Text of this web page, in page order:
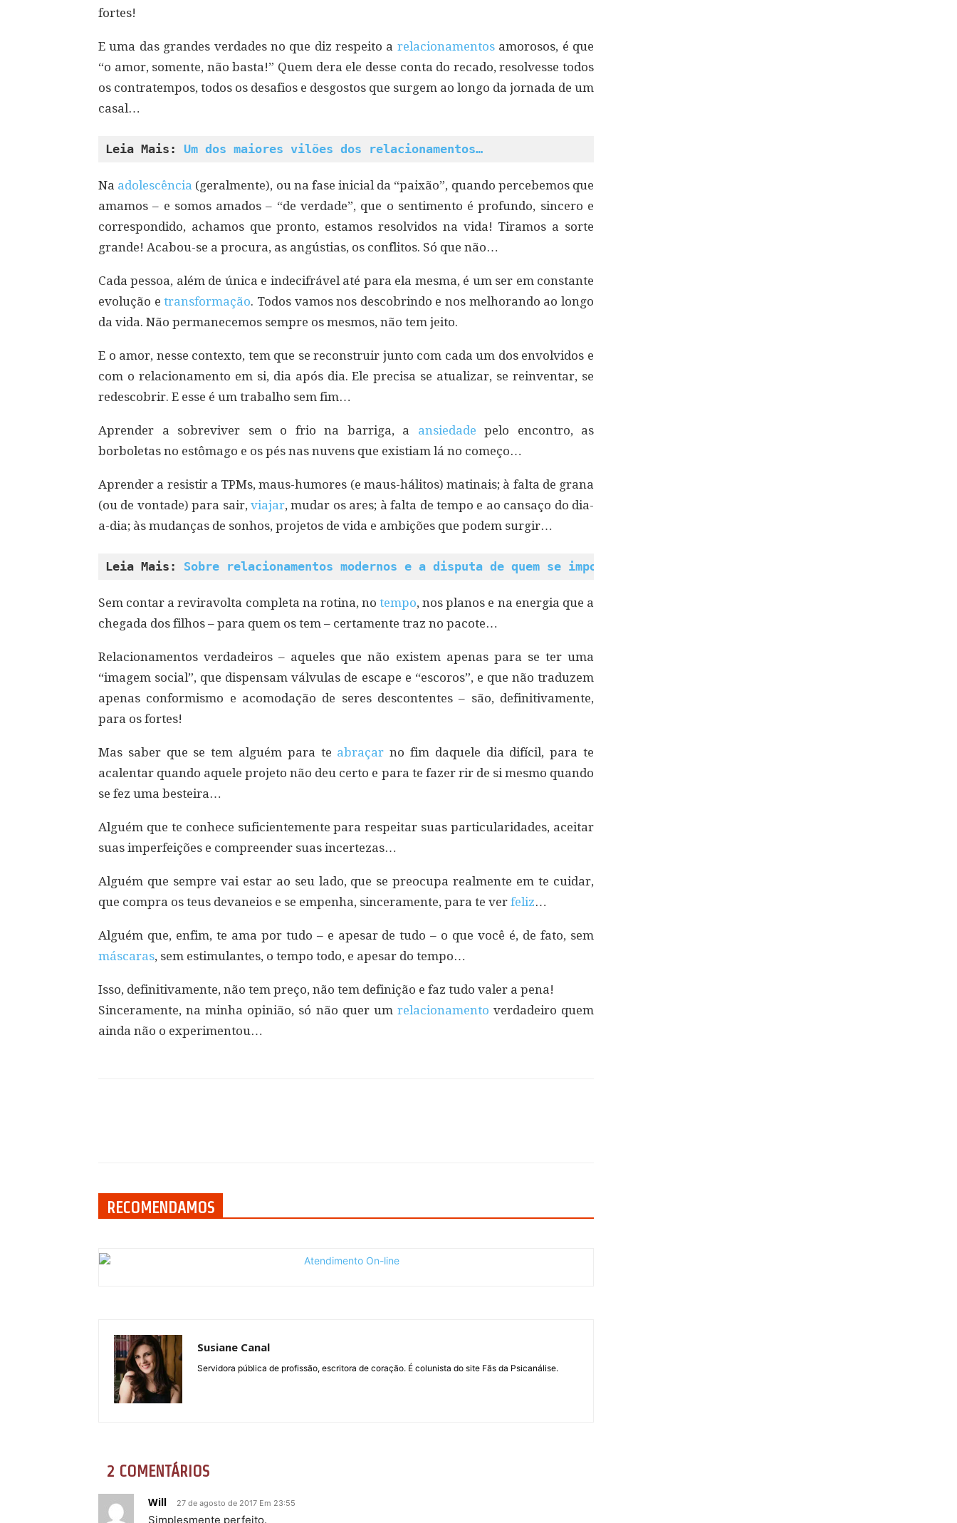
fortes!
E uma das grandes verdades no que diz respeito a relacionamentos amorosos, é que
“o amor, somente, não basta!” Quem dera ele desse conta do recado, resolvesse todos
os contratempos, todos os desafios e desgostos que surgem ao longo da jornada de um
casal…
Leia Mais: Um dos maiores vilões dos relacionamentos…
Na adolescência (geralmente), ou na fase inicial da “paixão”, quando percebemos que
amamos – e somos amados – “de verdade”, que o sentimento é profundo, sincero e
correspondido, achamos que pronto, estamos resolvidos na vida! Tiramos a sorte
grande! Acabou-se a procura, as angústias, os conflitos. Só que não…
Cada pessoa, além de única e indecifrável até para ela mesma, é um ser em constante
evolução etransformação. Todos vamos nos descobrindo e nos melhorando ao longo
da vida. Não permanecemos sempre os mesmos, não tem jeito.
E o amor, nesse contexto, tem que se reconstruir junto com cada um dos envolvidos e
com o relacionamento em si, dia após dia. Ele precisa se atualizar, se reinventar, se
redescobrir. E esse é um trabalho sem fim…
Aprender a sobreviver sem o frio na barriga, a ansiedade pelo encontro, as
borboletas no estômago e os pés nas nuvens que existiam lá no começo…
Aprender a resistir a TPMs, maus-humores (e maus-hálitos) matinais; à falta de grana
(ou de vontade) para sair,viajar, mudar os ares; à falta de tempo e ao cansaço do dia-
a-dia; às mudanças de sonhos, projetos de vida e ambições que podem surgir…
Leia Mais: Sobre relacionamentos modernos e a disputa de quem se importa menos
Sem contar a reviravolta completa na rotina, notempo, nos planos e na energia que a
chegada dos filhos – para quem os tem – certamente traz no pacote…
Relacionamentos verdadeiros – aqueles que não existem apenas para se ter uma
“imagem social”, que dispensam válvulas de escape e “escoros”, e que não traduzem
apenas conformismo e acomodação de seres descontentes – são, definitivamente,
para os fortes!
Mas saber que se tem alguém para te abraçarno fim daquele dia difícil, para te
acalentar quando aquele projeto não deu certo e para te fazer rir de si mesmo quando
se fez uma besteira…
Alguém que te conhece suficientemente para respeitar suas particularidades, aceitar
suas imperfeições e compreender suas incertezas…
Alguém que sempre vai estar ao seu lado, que se preocupa realmente em te cuidar,
que compra os teus devaneios e se empenha, sinceramente, para te ver feliz…
Alguém que, enfim, te ama por tudo – e apesar de tudo – o que você é, de fato, sem
máscaras, sem estimulantes, o tempo todo, e apesar do tempo…
Isso, definitivamente, não tem preço, não tem definição e faz tudo valer a pena!
Sinceramente, na minha opinião, só não quer um relacionamento verdadeiro quem
ainda não o experimentou…
RECOMENDAMOS
Susiane Canal
Servidora pública de profissão, escritora de coração. É colunista do site Fãs da Psicanálise.
2 COMENTÁRIOS
Will 27 de agosto de 2017 Em 23:55
Simplesmente perfeito.